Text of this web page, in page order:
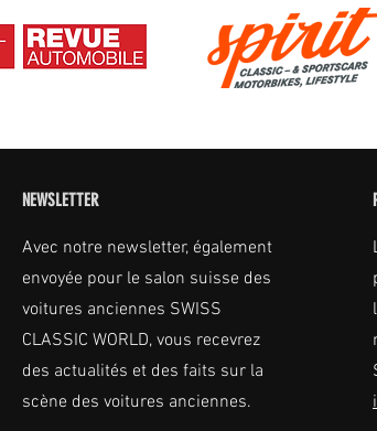
NEWSLETTER
Avec notre newsletter, également
envoyée pour le salon suisse des
voitures anciennes SWISS
CLASSIC WORLD, vous recevrez
des actualités et des faits sur la
scène des voitures anciennes.